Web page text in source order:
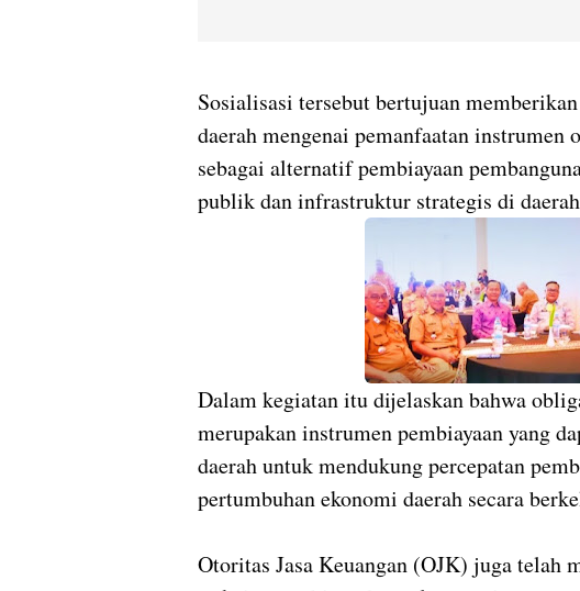
Sosialisasi tersebut bertujuan
daerah mengenai pemanfaatan instrumen
sebagai alternatif pembiayaan
publik dan infrastruktur strategis di
Dalam kegiatan itu dijelaskan bahwa
merupakan instrumen pembiayaan yang
daerah untuk mendukung percepatan
pertumbuhan ekonomi daerah secara
Otoritas Jasa Keuangan (OJK) juga telah